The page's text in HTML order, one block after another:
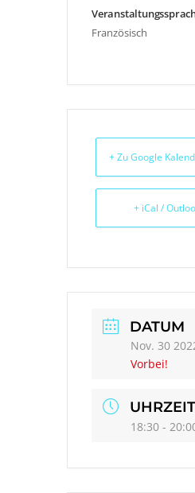
Französisch
+ Zu Google
+ iCal /
DATUM
Nov. 30
Vorbei!
UHRZEIT
18:30 -